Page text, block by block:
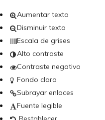
Aumentar texto
Disminuir texto
Escala de grises
Alto contraste
Contraste negativo
Fondo claro
Subrayar enlaces
Fuente legible